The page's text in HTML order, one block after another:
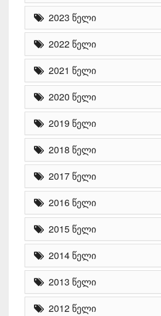
2023 წელი
2022 წელი
2021 წელი
2020 წელი
2019 წელი
2018 წელი
2017 წელი
2016 წელი
2015 წელი
2014 წელი
2013 წელი
2012 წელი